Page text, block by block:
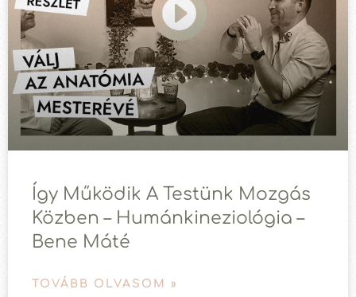
Így Működik A Testünk Mozgás
Közben – Humánkineziológia –
Bene Máté
TOVÁBB OLVASOM »